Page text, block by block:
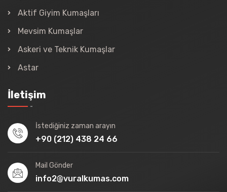
Aktif Giyim Kumaşları
Mevsim Kumaşlar
Askeri ve Teknik Kumaşlar
Astar
İletişim
İstediğiniz zaman arayın
+90 (212) 438 24 66
Mail Gönder
info2@vuralkumas.com